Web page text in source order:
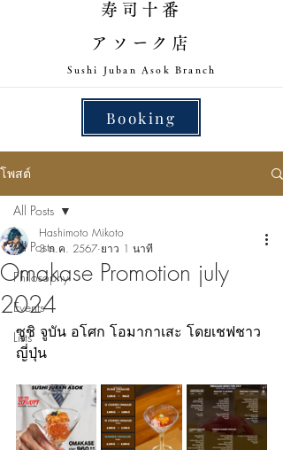
寿司十番
アソーク店
​Sushi Juban Asok Branch
Booking
โพสต์
All Posts
Philosophy
Events
Lists
All Posts
Omakase Promotion july
2024
Hashimoto Mikoto
3 ก.ค. 2567 ยาว 1 นาที
ซูชิ จูบัน อโศก โอมากาเสะ โดยเชฟชาว
ญี่ปุ่น